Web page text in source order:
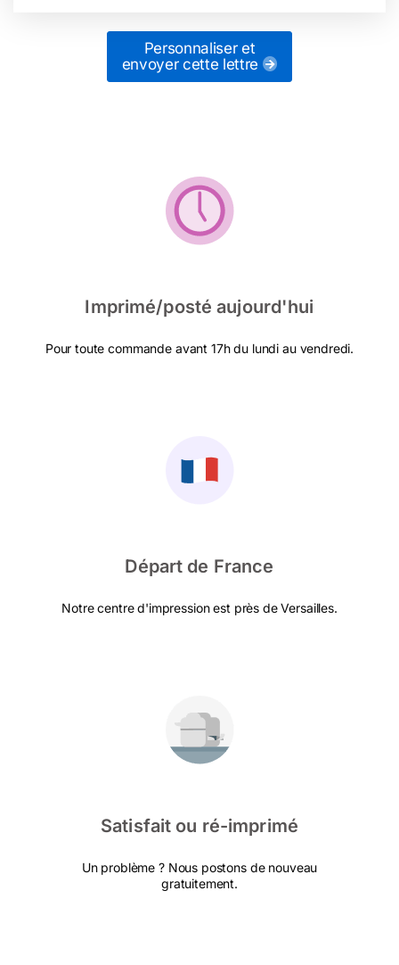
Personnaliser et
envoyer cette lettre
Imprimé/posté aujourd'hui
Pour toute commande avant 17h du lundi au vendredi.
Départ de France
Notre centre d'impression est près de Versailles.
Satisfait ou ré-imprimé
Un problème ? Nous postons de nouveau
gratuitement.